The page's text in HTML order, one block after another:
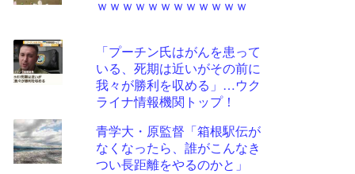
ｗｗｗｗｗｗｗｗｗｗｗｗ
「プーチン氏はがんを患って
いる、死期は近いがその前に
我々が勝利を収める」…ウク
ライナ情報機関トップ！
青学大・原監督「箱根駅伝が
なくなったら、誰がこんなき
つい長距離をやるのかと」